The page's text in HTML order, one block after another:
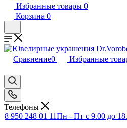
Избранные товары 0
Корзина 0
Сравнение0 Избранные
Телефоны
8 950 248 01 11Пн - Пт с 9.00 до